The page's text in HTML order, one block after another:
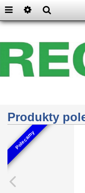
Produkty
Polecamy